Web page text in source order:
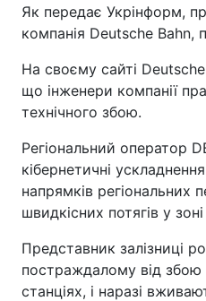
Як передає Укрінформ,
компанія Deutsche Bahn,
На своєму сайті
що інженери компанії
технічного збою.
Регіональний оператор
кібернетичні
напрямків регіональних
швидкісних потягів у
Представник залізниці
постраждалому від збою
станціях, і наразі